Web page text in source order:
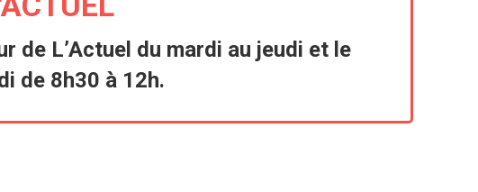
de L’Actuel du mardi au jeudi et le
de 8h30 à 12h.